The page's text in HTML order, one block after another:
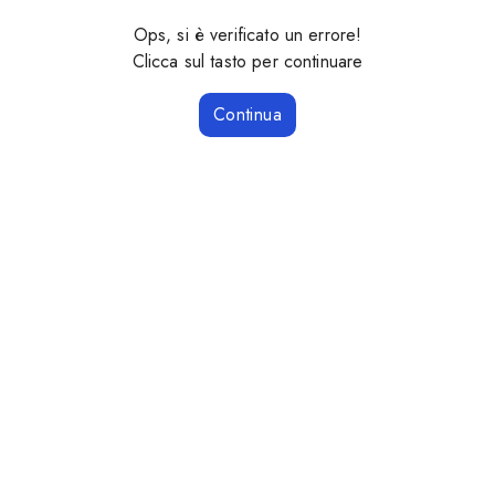
Ops, si è verificato un errore!
Clicca sul tasto per continuare
Continua